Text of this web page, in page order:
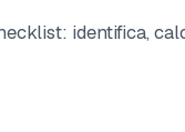
identifica,